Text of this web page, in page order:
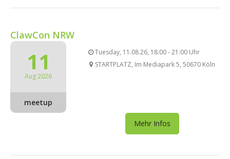
ClawCon NRW
11
Aug 2026
meetup
Tuesday, 11.08.26, 18:00 - 21:00 Uhr
STARTPLATZ, Im Mediapark 5, 50670 Köln
Mehr Infos